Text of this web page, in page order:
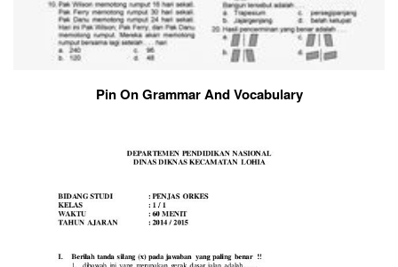
Pin On Grammar And Vocabulary